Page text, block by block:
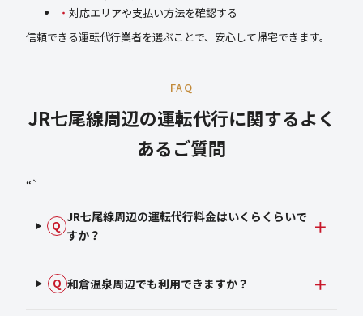
対応エリアや支払い方法を確認する
信頼できる運転代行業者を選ぶことで、安心して帰宅できます。
FAQ
JR七尾線周辺の運転代行に関するよく
あるご質問
“`
Q
JR七尾線周辺の運転代行料金はいくらくらいで
すか？
Q 和倉温泉周辺でも利用できますか？